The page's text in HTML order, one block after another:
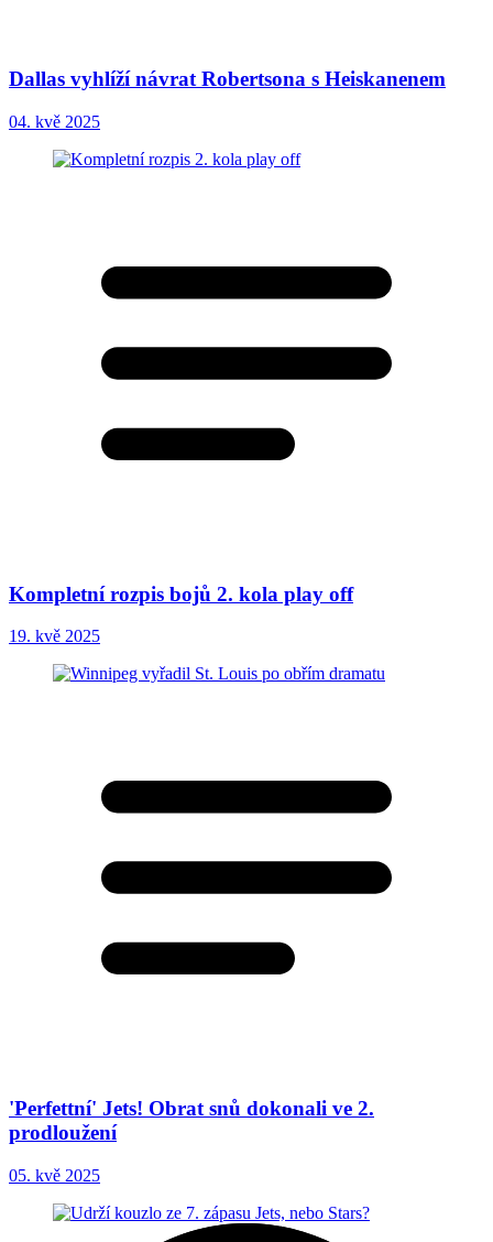
Dallas vyhlíží návrat Robertsona s Heiskanenem
04. kvě 2025
Kompletní rozpis bojů 2. kola play off
19. kvě 2025
'Perfettní' Jets! Obrat snů dokonali ve 2.
prodloužení
05. kvě 2025